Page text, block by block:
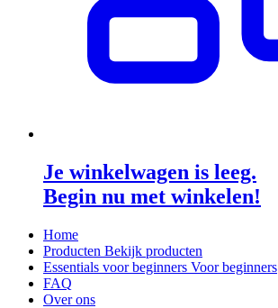
Je winkelwagen is leeg.
Begin nu met winkelen!
Home
Producten Bekijk producten
Essentials voor beginners Voor beginners
FAQ
Over ons